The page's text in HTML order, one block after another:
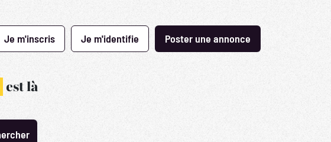
Je m'inscris Je m'identifie Poster une annonce
est là